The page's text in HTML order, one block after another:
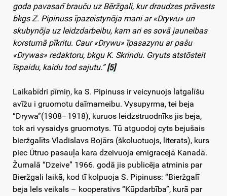
goda pavasarī brauču uz Bēržgali, kur draudzes prāvests
bkgs Z. Pipinuss īpazeistynōja mani ar «Drywu» un
skubynōja uz leidzdarbeibu, kam ari es sovā jauneibas
korstumā pīkritu. Caur «Drywu» īpasazynu ar pašu
«Drywas» redaktoru, bkgu K. Skrindu. Gryuts atstōsteit
īspaidu, kaidu tod sajutu.”[5]
Laikabīdri pīmiņ, ka S. Pipinuss ir veicynuojs latgalīšu
avīžu i gruomotu daīmameibu. Vysupyrma, tei beja
“Drywa”(1908–1918), kuruos leidzstruodnīks jis beja,
tok ari vysaidys gruomotys. Tū atguodoj cyts bejušais
bieržgalīts Vladislavs Bojārs (školuotuojs, literats), kurs
piec Ūtruo pasauļa kara dzeivuoja emigracejā Kanadā.
Žurnalā “Dzeive” 1966. godā jis publicēja atminis par
Bieržgali laikā, kod tī kolpuoja S. Pipinuss: “Bieržgalī
beja lels veikals – kooperativs “Kūpdarbība”, kurā par